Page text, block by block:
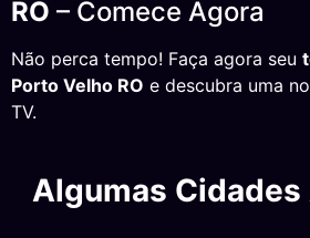
RO – Comece Agora
Não perca tempo! Faça agora seu
Porto Velho RO e descubra uma
TV.
Algumas